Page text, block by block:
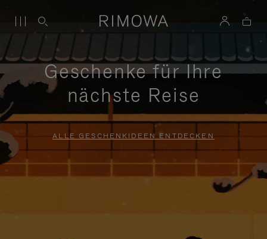
Geschenke für Ihre
nächste Reise
ALLE GESCHENKIDEEN ENTDECKEN